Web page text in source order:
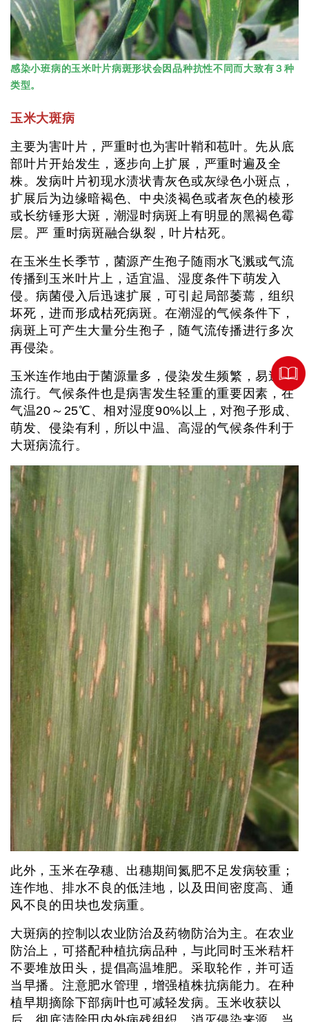
感染小班病的玉米叶片病斑形状会因品种抗性不同而大致有３种
类型。
玉米大斑病
主要为害叶片，严重时也为害叶鞘和苞叶。先从底
部叶片开始发生，逐步向上扩展，严重时遍及全
株。发病叶片初现水渍状青灰色或灰绿色小斑点，
扩展后为边缘暗褐色、中央淡褐色或者灰色的棱形
或长纺锤形大斑，潮湿时病斑上有明显的黑褐色霉
层。严 重时病斑融合纵裂，叶片枯死。
在玉米生长季节，菌源产生孢子随雨水飞溅或气流
传播到玉米叶片上，适宜温、湿度条件下萌发入
侵。病菌侵入后迅速扩展，可引起局部萎蔫，组织
坏死，进而形成枯死病斑。在潮湿的气候条件下，
病斑上可产生大量分生孢子，随气流传播进行多次
再侵染。
玉米连作地由于菌源量多，侵染发生频繁，易造成
流行。气候条件也是病害发生轻重的重要因素，在
气温20～25℃、相对湿度90%以上，对孢子形成、
萌发、侵染有利，所以中温、高湿的气候条件利于
大斑病流行。
此外，玉米在孕穗、出穗期间氮肥不足发病较重；
连作地、排水不良的低洼地，以及田间密度高、通
风不良的田块也发病重。
大斑病的控制以农业防治及药物防治为主。在农业
防治上，可搭配种植抗病品种，与此同时玉米秸杆
不要堆放田头，提倡高温堆肥。采取轮作，并可适
当早播。注意肥水管理，增强植株抗病能力。在种
植早期摘除下部病叶也可减轻发病。玉米收获以